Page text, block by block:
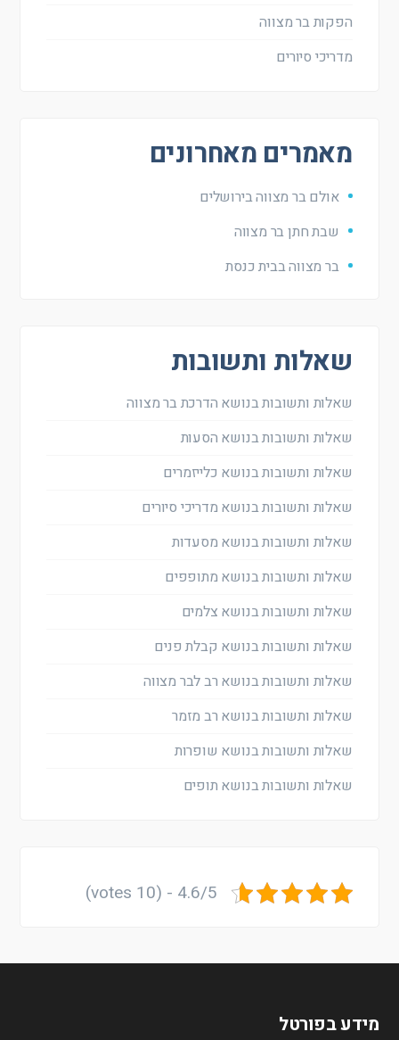
הפקות בר מצווה
מדריכי סיורים
מאמרים מאחרונים
אולם בר מצווה בירושלים
שבת חתן בר מצווה
בר מצווה בבית כנסת
שאלות ותשובות
שאלות ותשובות בנושא הדרכת בר מצווה
שאלות ותשובות בנושא הסעות
שאלות ותשובות בנושא כלייזמרים
שאלות ותשובות בנושא מדריכי סיורים
שאלות ותשובות בנושא מסעדות
שאלות ותשובות בנושא מתופפים
שאלות ותשובות בנושא צלמים
שאלות ותשובות בנושא קבלת פנים
שאלות ותשובות בנושא רב לבר מצווה
שאלות ותשובות בנושא רב מזמר
שאלות ותשובות בנושא שופרות
שאלות ותשובות בנושא תופים
4.6/5 - (10 votes)
מידע בפורטל